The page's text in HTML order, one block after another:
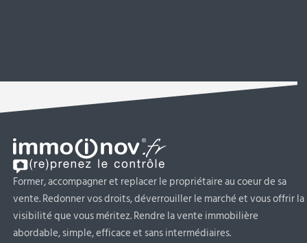
Former, accompagner et replacer le propriétaire au coeur de sa
vente. Redonner vos droits, déverrouiller le marché et vous offrir la
visibilité que vous méritez. Rendre la vente immobilière
abordable, simple, efficace et sans intermédiaires.